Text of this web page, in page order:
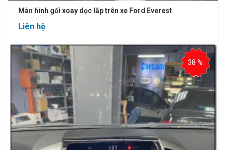
Màn hình gối xoay dọc lắp trên xe Ford Everest
Liên hệ
38 %